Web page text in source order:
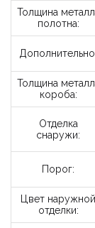
Толщина
полотна:
Толщина
короба:
Отделка
снаружи:
Порог:
Цвет наружной
отделки:
Время
звонка:
Я